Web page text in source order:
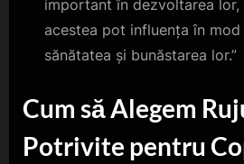
important în dezvoltarea lor,
acestea pot influența în
sănătatea și bunăstarea lor.”
Cum să Alegem
Potrivite pentru